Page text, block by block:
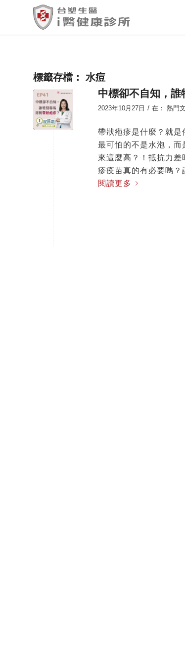
標籤存檔： 水痘
中標卻不自知，誰
2023年10月27日 / 在： 熱門
帶狀疱疹是什麼？就是
最可怕的不是水泡，
來這麼高？！抵抗力
疹疫苗真的有必要嗎
閱讀更多